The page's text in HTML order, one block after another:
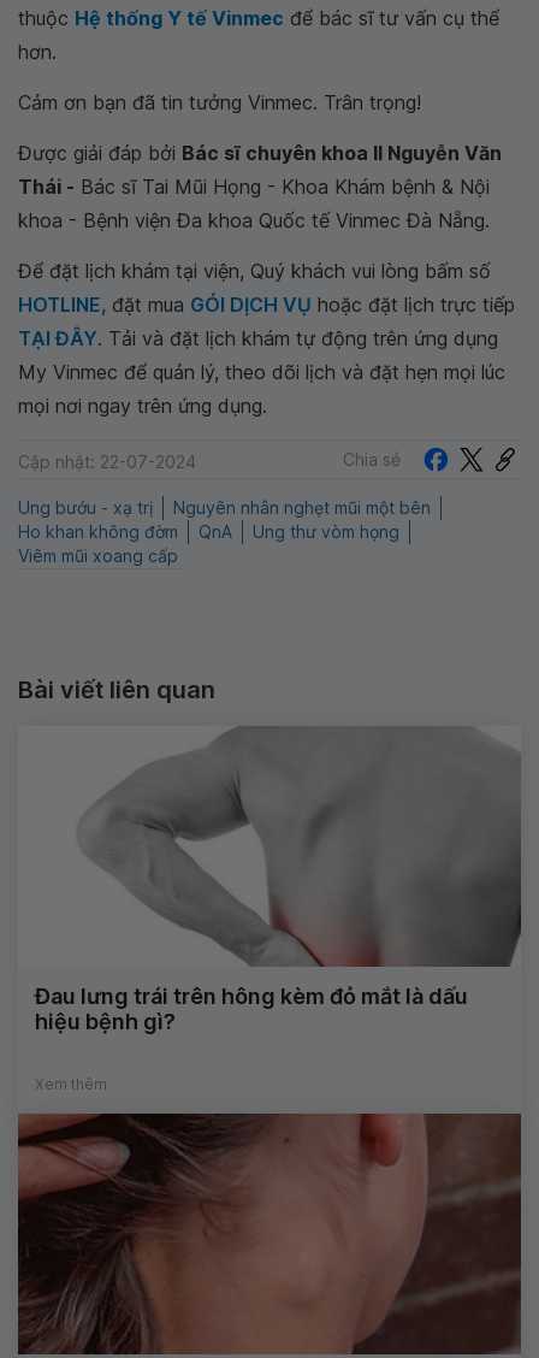
thuộc Hệ thống Y tế Vinmec để bác sĩ tư vấn cụ thể
hơn.
Cảm ơn bạn đã tin tưởng Vinmec. Trân trọng!
Được giải đáp bởi Bác sĩ chuyên khoa II Nguyễn Văn
Thái - Bác sĩ Tai Mũi Họng - Khoa Khám bệnh & Nội
khoa - Bệnh viện Đa khoa Quốc tế Vinmec Đà Nẵng.
Để đặt lịch khám tại viện, Quý khách vui lòng bấm số
HOTLINE, đặt mua GÓI DỊCH VỤ hoặc đặt lịch trực tiếp
TẠI ĐÂY. Tải và đặt lịch khám tự động trên ứng dụng
My Vinmec để quản lý, theo dõi lịch và đặt hẹn mọi lúc
mọi nơi ngay trên ứng dụng.
Cập nhật: 22-07-2024 Chia sẻ
Ung bướu - xạ trị
Nguyên nhân nghẹt mũi một bên
Ho khan không đờm
QnA
Ung thư vòm họng
Viêm mũi xoang cấp
Bài viết liên quan
Đau lưng trái trên hông kèm đỏ mắt là dấu
hiệu bệnh gì?
Xem thêm